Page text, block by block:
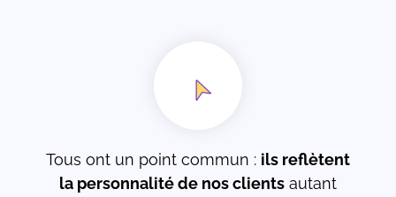
Tous ont un point commun : ils reflètent
la personnalité de nos clients autant